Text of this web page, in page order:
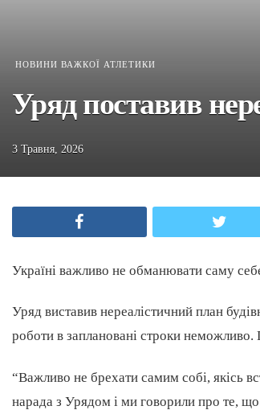
НОВИНИ ВАЖКОЇ АТЛЕТИКИ
Уряд поставив
3 Травня, 2026
Україні важливо не обманювати саму
Уряд виставив нереалістичний план
роботи в заплановані строки
“Важливо не брехати самим собі, якісь
нарада з Урядом і ми говорили про те, що